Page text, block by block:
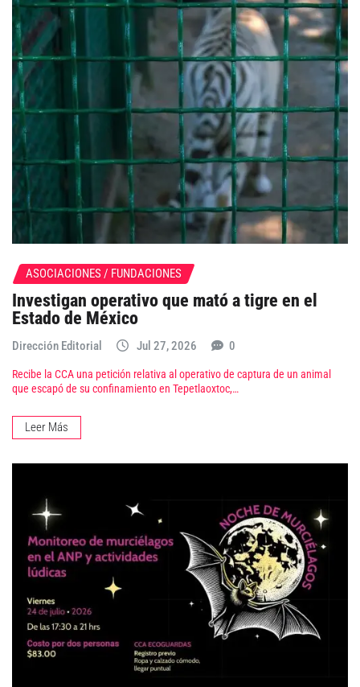
ASOCIACIONES / FUNDACIONES
Investigan operativo que mató a tigre en el
Estado de México
Dirección Editorial Jul 27, 2026 0
Recibe la CCA una petición relativa al operativo de captura de un animal
que escapó de su confinamiento en Tepetlaoxtoc,…
Leer Más